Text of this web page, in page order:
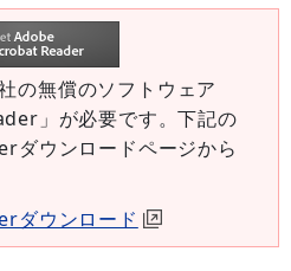
の無償のソフトウェア
」が必要です。下記の
ウンロードページから
ダウンロード